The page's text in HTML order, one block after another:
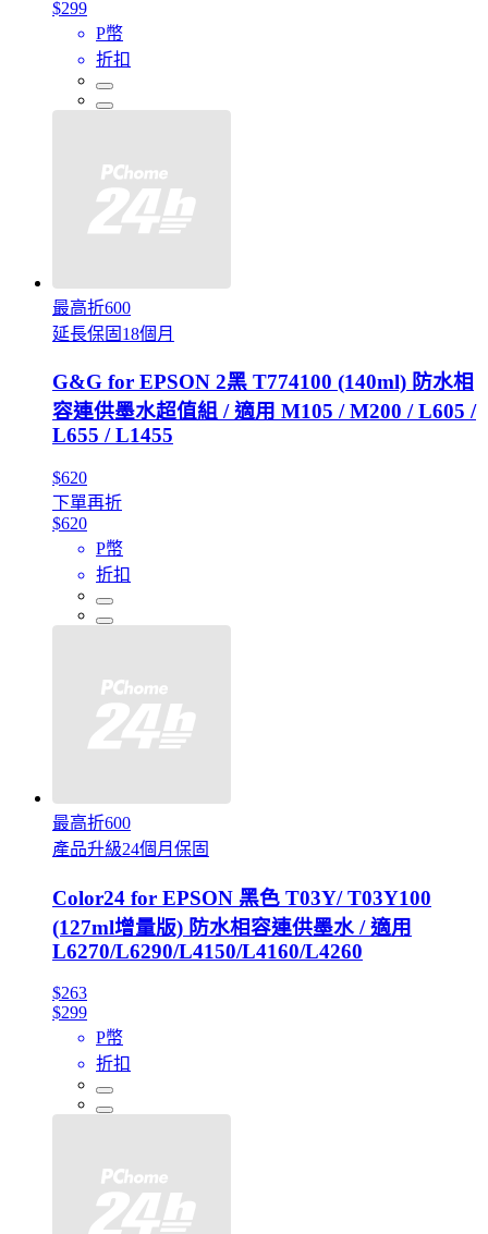
$299
P幣
折扣
最高折600
延長保固18個月
G&G for EPSON 2黑 T774100 (140ml) 防水相
容連供墨水超值組 / 適用 M105 / M200 / L605 /
L655 / L1455
$620
下單再折
$620
P幣
折扣
最高折600
產品升級24個月保固
Color24 for EPSON 黑色 T03Y/ T03Y100
(127ml增量版) 防水相容連供墨水 / 適用
L6270/L6290/L4150/L4160/L4260
$263
$299
P幣
折扣